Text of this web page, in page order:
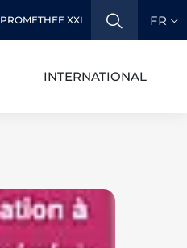
PROMETHEE XXI FR
INTERNATIONAL